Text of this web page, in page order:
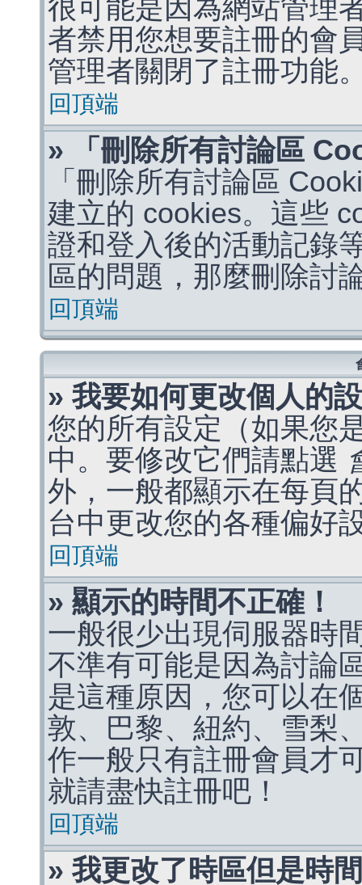
很可能是因為網站管理
者禁用您想要註冊的會
管理者關閉了註冊功能
回頂端
» 「刪除所有討論區
「刪除所有討論區
建立的 cookies。這些
證和登入後的活動記錄
區的問題，那麼刪除討
回頂端
» 我要如何更改個人的
您的所有設定（如果您
中。要修改它們請點選
外，一般都顯示在每頁
台中更改您的各種偏好
回頂端
» 顯示的時間不正確！
一般很少出現伺服器時
不準有可能是因為討論
是這種原因，您可以在
敦、巴黎、紐約、雪梨
作一般只有註冊會員才
就請盡快註冊吧！
回頂端
» 我更改了時區但是時